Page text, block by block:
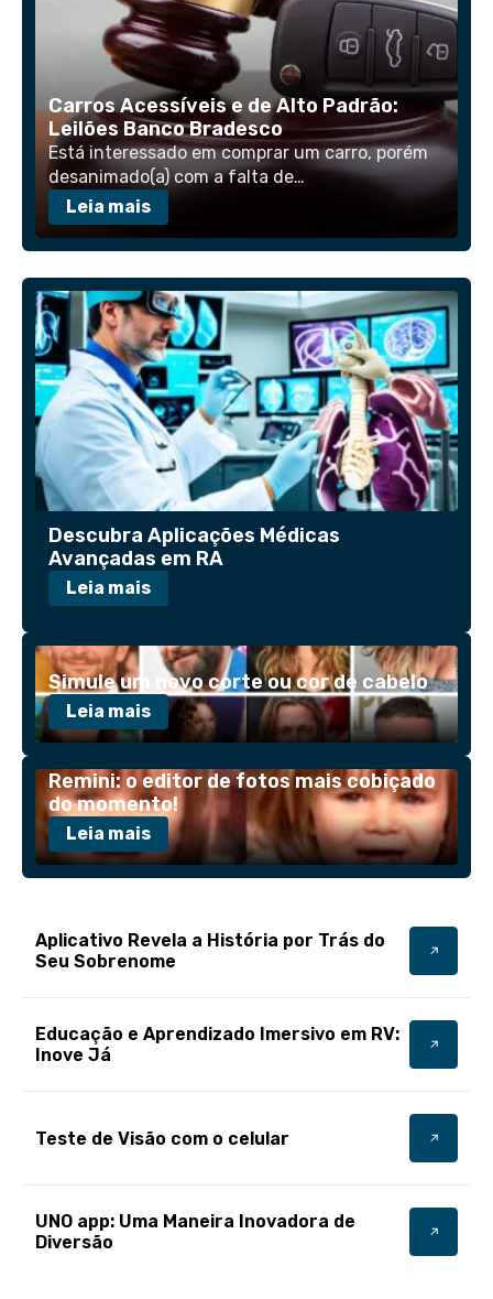
Carros Acessíveis e de Alto Padrão:
Leilões Banco Bradesco
Está interessado em comprar um carro, porém
desanimado(a) com a falta de…
Leia mais
Descubra Aplicações Médicas
Avançadas em RA
Leia mais
Simule um novo corte ou cor de cabelo
Leia mais
Remini: o editor de fotos mais cobiçado
do momento!
Leia mais
Aplicativo Revela a História por Trás do
Seu Sobrenome
Educação e Aprendizado Imersivo em RV:
Inove Já
Teste de Visão com o celular
UNO app: Uma Maneira Inovadora de
Diversão